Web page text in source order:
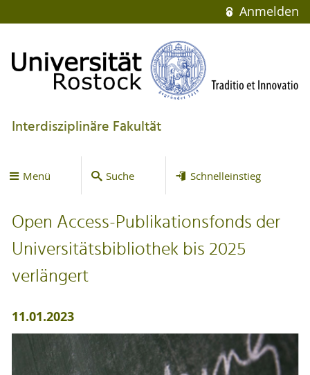
Anmelden
Interdisziplinäre Fakultät
Menü Suche Schnelleinstieg
Open Access-Publikationsfonds der
Universitätsbibliothek bis 2025
verlängert
11.01.2023